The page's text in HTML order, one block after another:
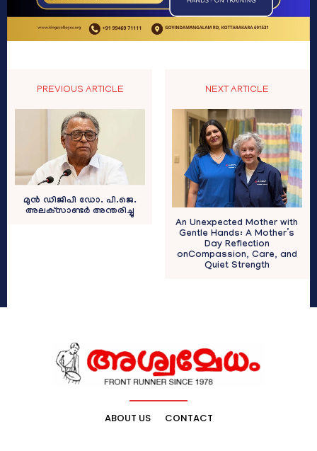
PREVIOUS ARTICLE
മുന്‍ ഡിജിപി ഡോ. പി.ജെ.
അലക്‌സാണ്ടര്‍ അന്തരിച്ചു
NEXT ARTICLE
An Unexpected Mother with
Gentle Hands: A Mother’s
Day Reflection
onCompassion, Care, and
Quiet Strength
ABOUT US CONTACT